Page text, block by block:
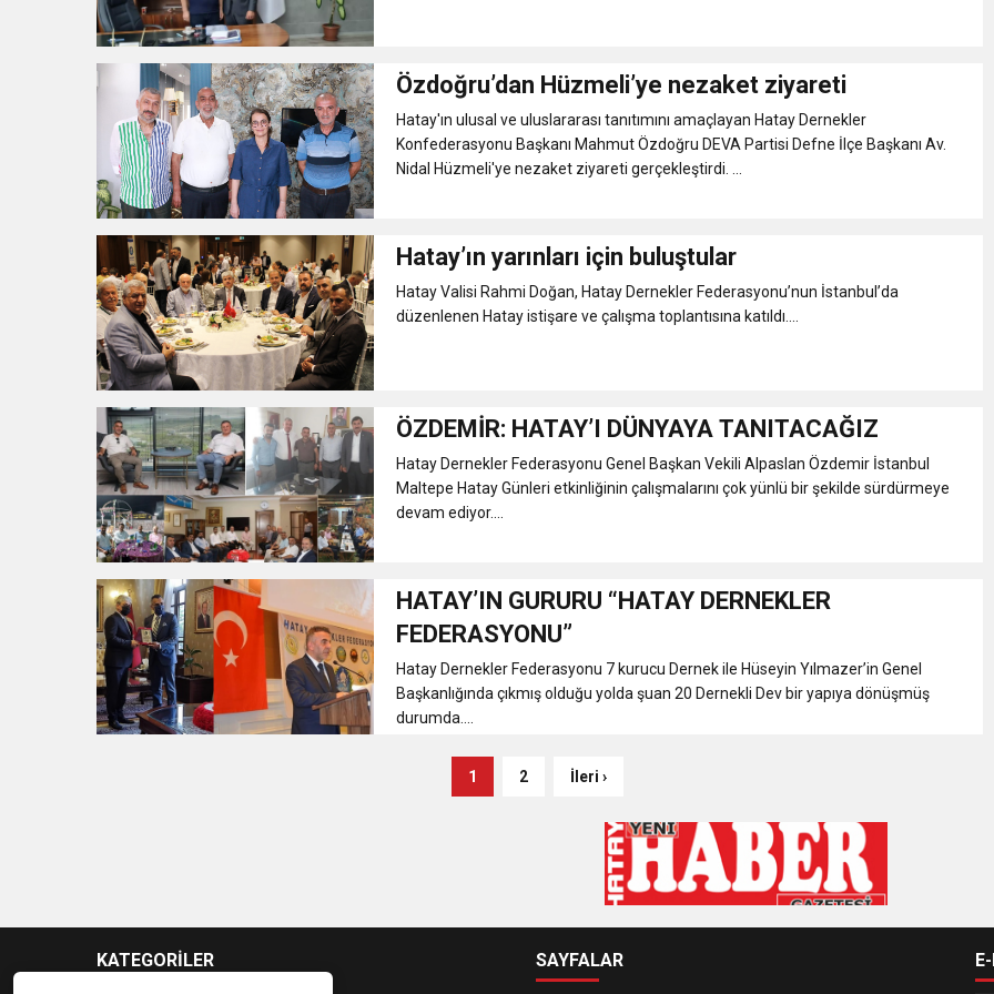
Özdoğru’dan Hüzmeli’ye nezaket ziyareti
Hatay'ın ulusal ve uluslararası tanıtımını amaçlayan Hatay Dernekler
Konfederasyonu Başkanı Mahmut Özdoğru DEVA Partisi Defne İlçe Başkanı Av.
Nidal Hüzmeli'ye nezaket ziyareti gerçekleştirdi. ...
Hatay’ın yarınları için buluştular
Hatay Valisi Rahmi Doğan, Hatay Dernekler Federasyonu’nun İstanbul’da
düzenlenen Hatay istişare ve çalışma toplantısına katıldı....
ÖZDEMİR: HATAY’I DÜNYAYA TANITACAĞIZ
Hatay Dernekler Federasyonu Genel Başkan Vekili Alpaslan Özdemir İstanbul
Maltepe Hatay Günleri etkinliğinin çalışmalarını çok yünlü bir şekilde sürdürmeye
devam ediyor....
HATAY’IN GURURU “HATAY DERNEKLER
FEDERASYONU”
Hatay Dernekler Federasyonu 7 kurucu Dernek ile Hüseyin Yılmazer’in Genel
Başkanlığında çıkmış olduğu yolda şuan 20 Dernekli Dev bir yapıya dönüşmüş
durumda....
1 2 İleri ›
KATEGORİLER SAYFALAR